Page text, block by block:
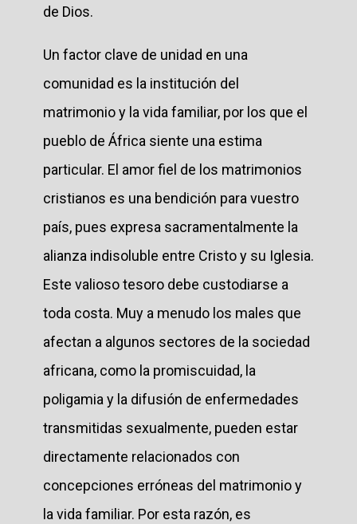
de Dios.
Un factor clave de unidad en una
comunidad es la institución del
matrimonio y la vida familiar, por los que el
pueblo de África siente una estima
particular. El amor fiel de los matrimonios
cristianos es una bendición para vuestro
país, pues expresa sacramentalmente la
alianza indisoluble entre Cristo y su Iglesia.
Este valioso tesoro debe custodiarse a
toda costa. Muy a menudo los males que
afectan a algunos sectores de la sociedad
africana, como la promiscuidad, la
poligamia y la difusión de enfermedades
transmitidas sexualmente, pueden estar
directamente relacionados con
concepciones erróneas del matrimonio y
la vida familiar. Por esta razón, es